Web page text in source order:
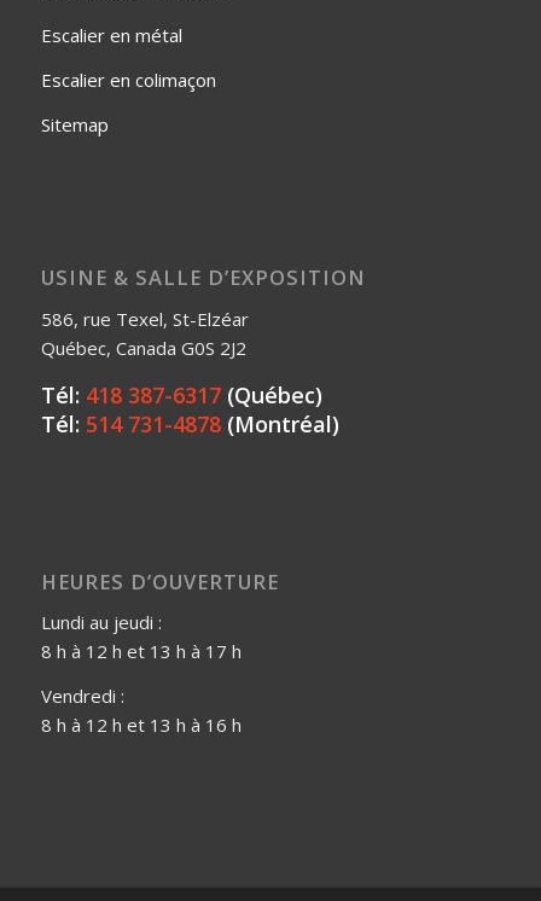
Escalier en métal
Escalier en colimaçon
Sitemap
USINE & SALLE D’EXPOSITION
586, rue Texel, St-Elzéar
Québec, Canada G0S 2J2
Tél: 418 387-6317(Québec)
Tél: 514 731-4878(Montréal)
HEURES D’OUVERTURE
Lundi au jeudi :
8 h à 12 h et 13 h à 17 h
Vendredi :
8 h à 12 h et 13 h à 16 h